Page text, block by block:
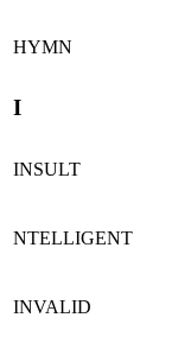
HYMN
I
INSULT
NTELLIGENT
INVALID